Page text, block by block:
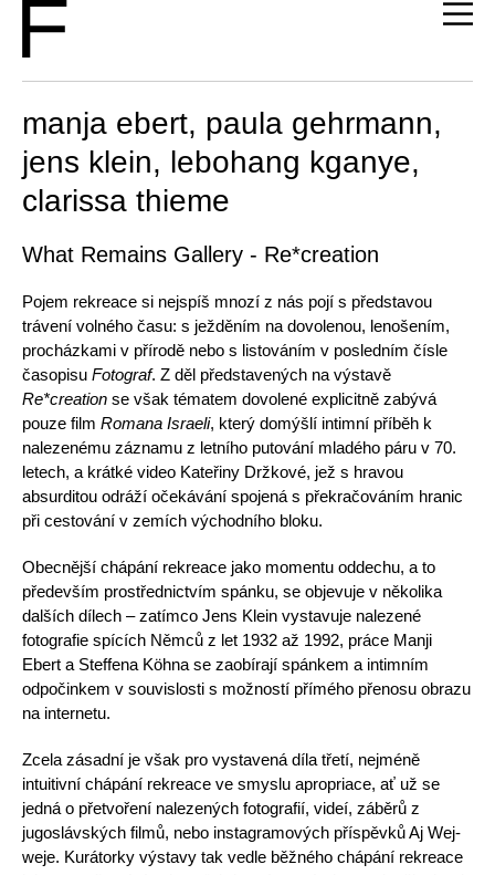
manja ebert, paula gehrmann,
jens klein, lebohang kganye,
clarissa thieme
What Remains Gallery - Re*creation
Pojem rekreace si nejspíš mnozí z nás pojí s představou
trávení volného času: s ježděním na dovolenou, lenošením,
procházkami v přírodě nebo s listováním v posledním čísle
časopisu Fotograf. Z děl představených na výstavě
Re*creation se však tématem dovolené explicitně zabývá
pouze film Romana Israeli, který domýšlí intimní příběh k
nalezenému záznamu z letního putování mladého páru v 70.
letech, a krátké video Kateřiny Držkové, jež s hravou
absurditou odráží očekávání spojená s překračováním hranic
při cestování v zemích východního bloku.
Obecnější chápání rekreace jako momentu oddechu, a to
především prostřednictvím spánku, se objevuje v několika
dalších dílech – zatímco Jens Klein vystavuje nalezené
fotografie spících Němců z let 1932 až 1992, práce Manji
Ebert a Steffena Köhna se zaobírají spánkem a intimním
odpočinkem v souvislosti s možností přímého přenosu obrazu
na internetu.
Zcela zásadní je však pro vystavená díla třetí, nejméně
intuitivní chápání rekreace ve smyslu apropriace, ať už se
jedná o přetvoření nalezených fotografií, videí, záběrů z
jugoslávských filmů, nebo instagramových příspěvků Aj Wej-
weje. Kurátorky výstavy tak vedle běžného chápání rekreace